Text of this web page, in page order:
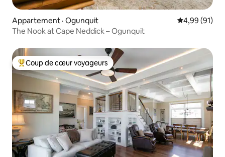
Appartement · Ogunquit Note
4,99 (91)
The Nook at Cape Neddick – Ogunquit
Coup de cœur voyageurs parmi les plus aimés
Coup de cœur voyageurs